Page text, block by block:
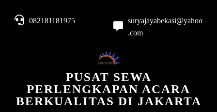
082181181975
suryajayabekasi@yahoo
.com
PUSAT SEWA
PERLENGKAPAN ACARA
BERKUALITAS DI JAKARTA